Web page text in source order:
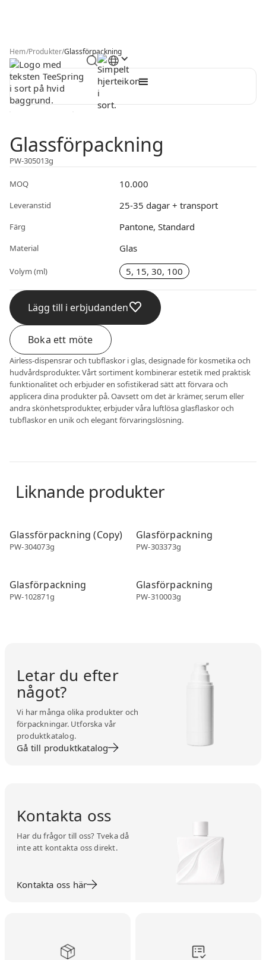
Hem/Produkter/Glassförpackning
Glassförpackning
PW-305013g
MOQ 10.000
Leveranstid 25-35 dagar + transport
Färg Pantone, Standard
Material Glas
Volym (ml) 5, 15, 30, 100
Lägg till i erbjudanden
Boka ett möte
Airless-dispensrar och tubflaskor i glas, designade för kosmetika och
hudvårdsprodukter. Vårt sortiment kombinerar estetik med praktisk
funktionalitet och erbjuder en sofistikerad sätt att förvara och
applicera dina produkter på. Oavsett om det är krämer, serum eller
andra skönhetsprodukter, erbjuder våra luftlösa glasflaskor och
tubflaskor en unik och elegant förvaringslösning.
Liknande produkter
Glassförpackning (Copy)
PW-304073g
Glasförpackning
PW-303373g
Glasförpackning
PW-102871g
Glasförpackning
PW-310003g
Letar du efter
något?
Vi har många olika produkter och
förpackningar. Utforska vår
produktkatalog.
Gå till produktkatalog
Kontakta oss
Har du frågor till oss? Tveka då
inte att kontakta oss direkt.
Kontakta oss här